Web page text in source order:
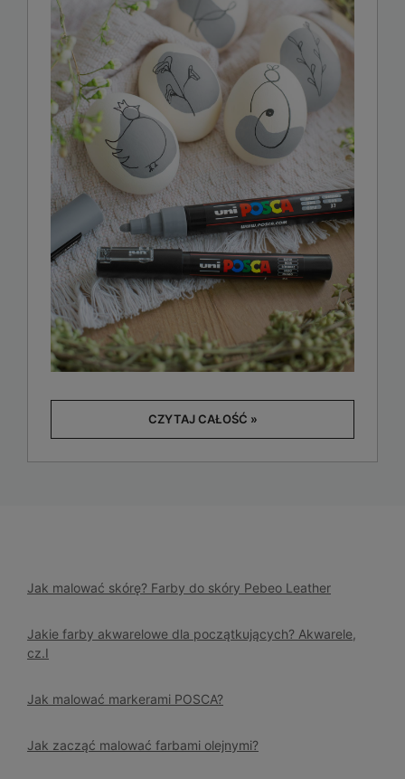
CZYTAJ CAŁOŚĆ »
Jak malować skórę? Farby do skóry Pebeo Leather
Jakie farby akwarelowe dla początkujących? Akwarele,
cz.I
Jak malować markerami POSCA?
Jak zacząć malować farbami olejnymi?